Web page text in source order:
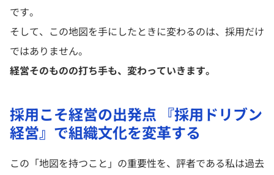
です。
そして、この地図を手にしたときに変わるのは、採用だけ
ではありません。
経営そのものの打ち手も、変わっていきます。
採用こそ経営の出発点 『採用ドリブン
経営』で組織文化を変革する
この「地図を持つこと」の重要性を、評者である私は過去